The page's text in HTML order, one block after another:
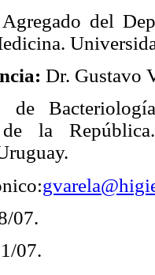
del
Dr. Gustavo
de
de la
07.
07.